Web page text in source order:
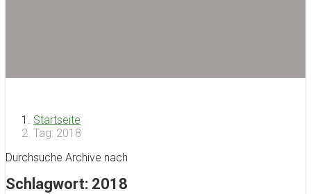
Startseite
Tag: 2018
Durchsuche Archive nach
Schlagwort: 2018